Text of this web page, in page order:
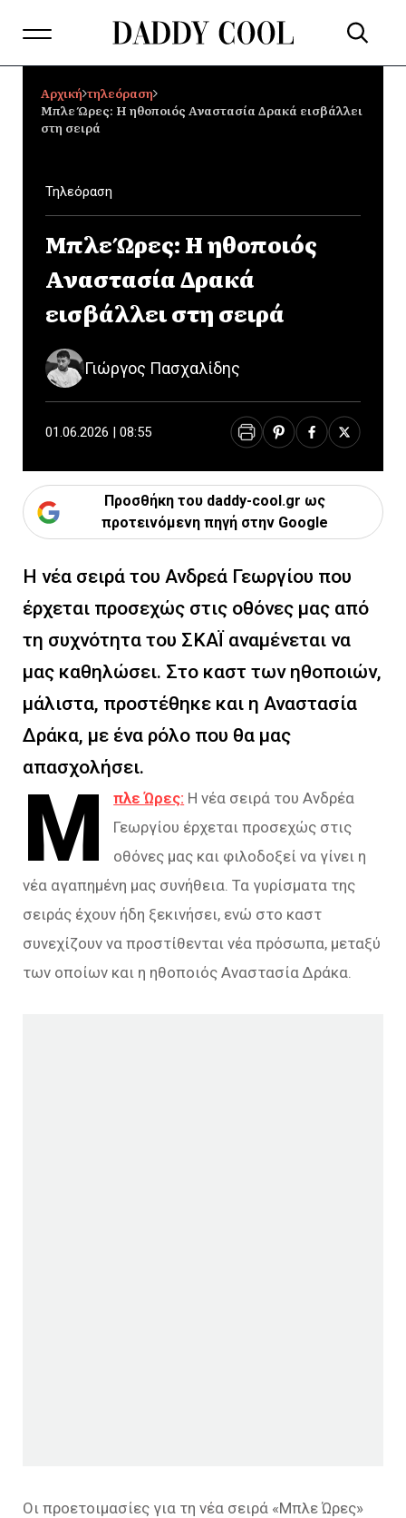
Αρχική τηλεόραση
Μπλε Ώρες: Η ηθοποιός Αναστασία Δρακά εισβάλλει
στη σειρά
Τηλεόραση
Μπλε Ώρες: Η ηθοποιός
Αναστασία Δρακά
εισβάλλει στη σειρά
Γιώργος Πασχαλίδης
01.06.2026 | 08:55
Προσθήκη του daddy-cool.gr ως
προτεινόμενη πηγή στην Google
Η νέα σειρά του Ανδρεά Γεωργίου που
έρχεται προσεχώς στις οθόνες μας από
τη συχνότητα του ΣΚΑΪ αναμένεται να
μας καθηλώσει. Στο καστ των ηθοποιών,
μάλιστα, προστέθηκε και η Αναστασία
Δράκα, με ένα ρόλο που θα μας
απασχολήσει.
Μ πλε Ώρες: Η νέα σειρά του Ανδρέα
Γεωργίου έρχεται προσεχώς στις
οθόνες μας και φιλοδοξεί να γίνει η
νέα αγαπημένη μας συνήθεια. Τα γυρίσματα της
σειράς έχουν ήδη ξεκινήσει, ενώ στο καστ
συνεχίζουν να προστίθενται νέα πρόσωπα, μεταξύ
των οποίων και η ηθοποιός Αναστασία Δράκα.
Οι προετοιμασίες για τη νέα σειρά «Μπλε Ώρες»